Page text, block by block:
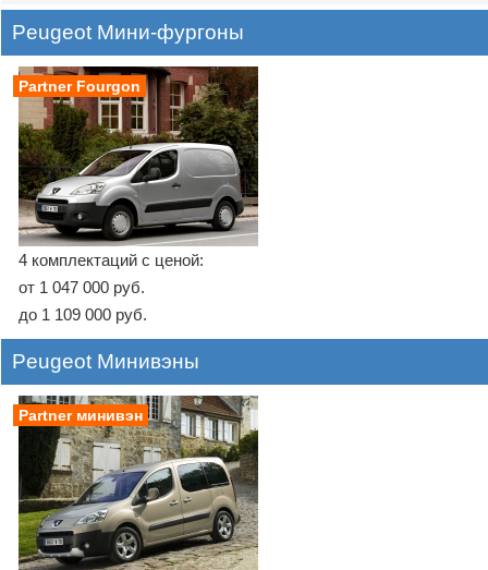
Peugeot Мини-фургоны
Partner Fourgon
4 комплектаций с ценой:
от 1 047 000 руб.
до 1 109 000 руб.
Peugeot Минивэны
Partner минивэн